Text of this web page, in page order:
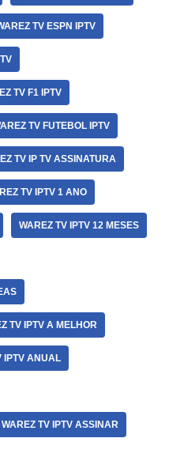
TV ESPN IPTV
TV F1 IPTV
TV FUTEBOL IPTV
TV IP TV ASSINATURA
TV IPTV 1 ANO
WAREZ TV IPTV 12 MESES
TV IPTV A MELHOR
IPTV ANUAL
WAREZ TV IPTV ASSINAR